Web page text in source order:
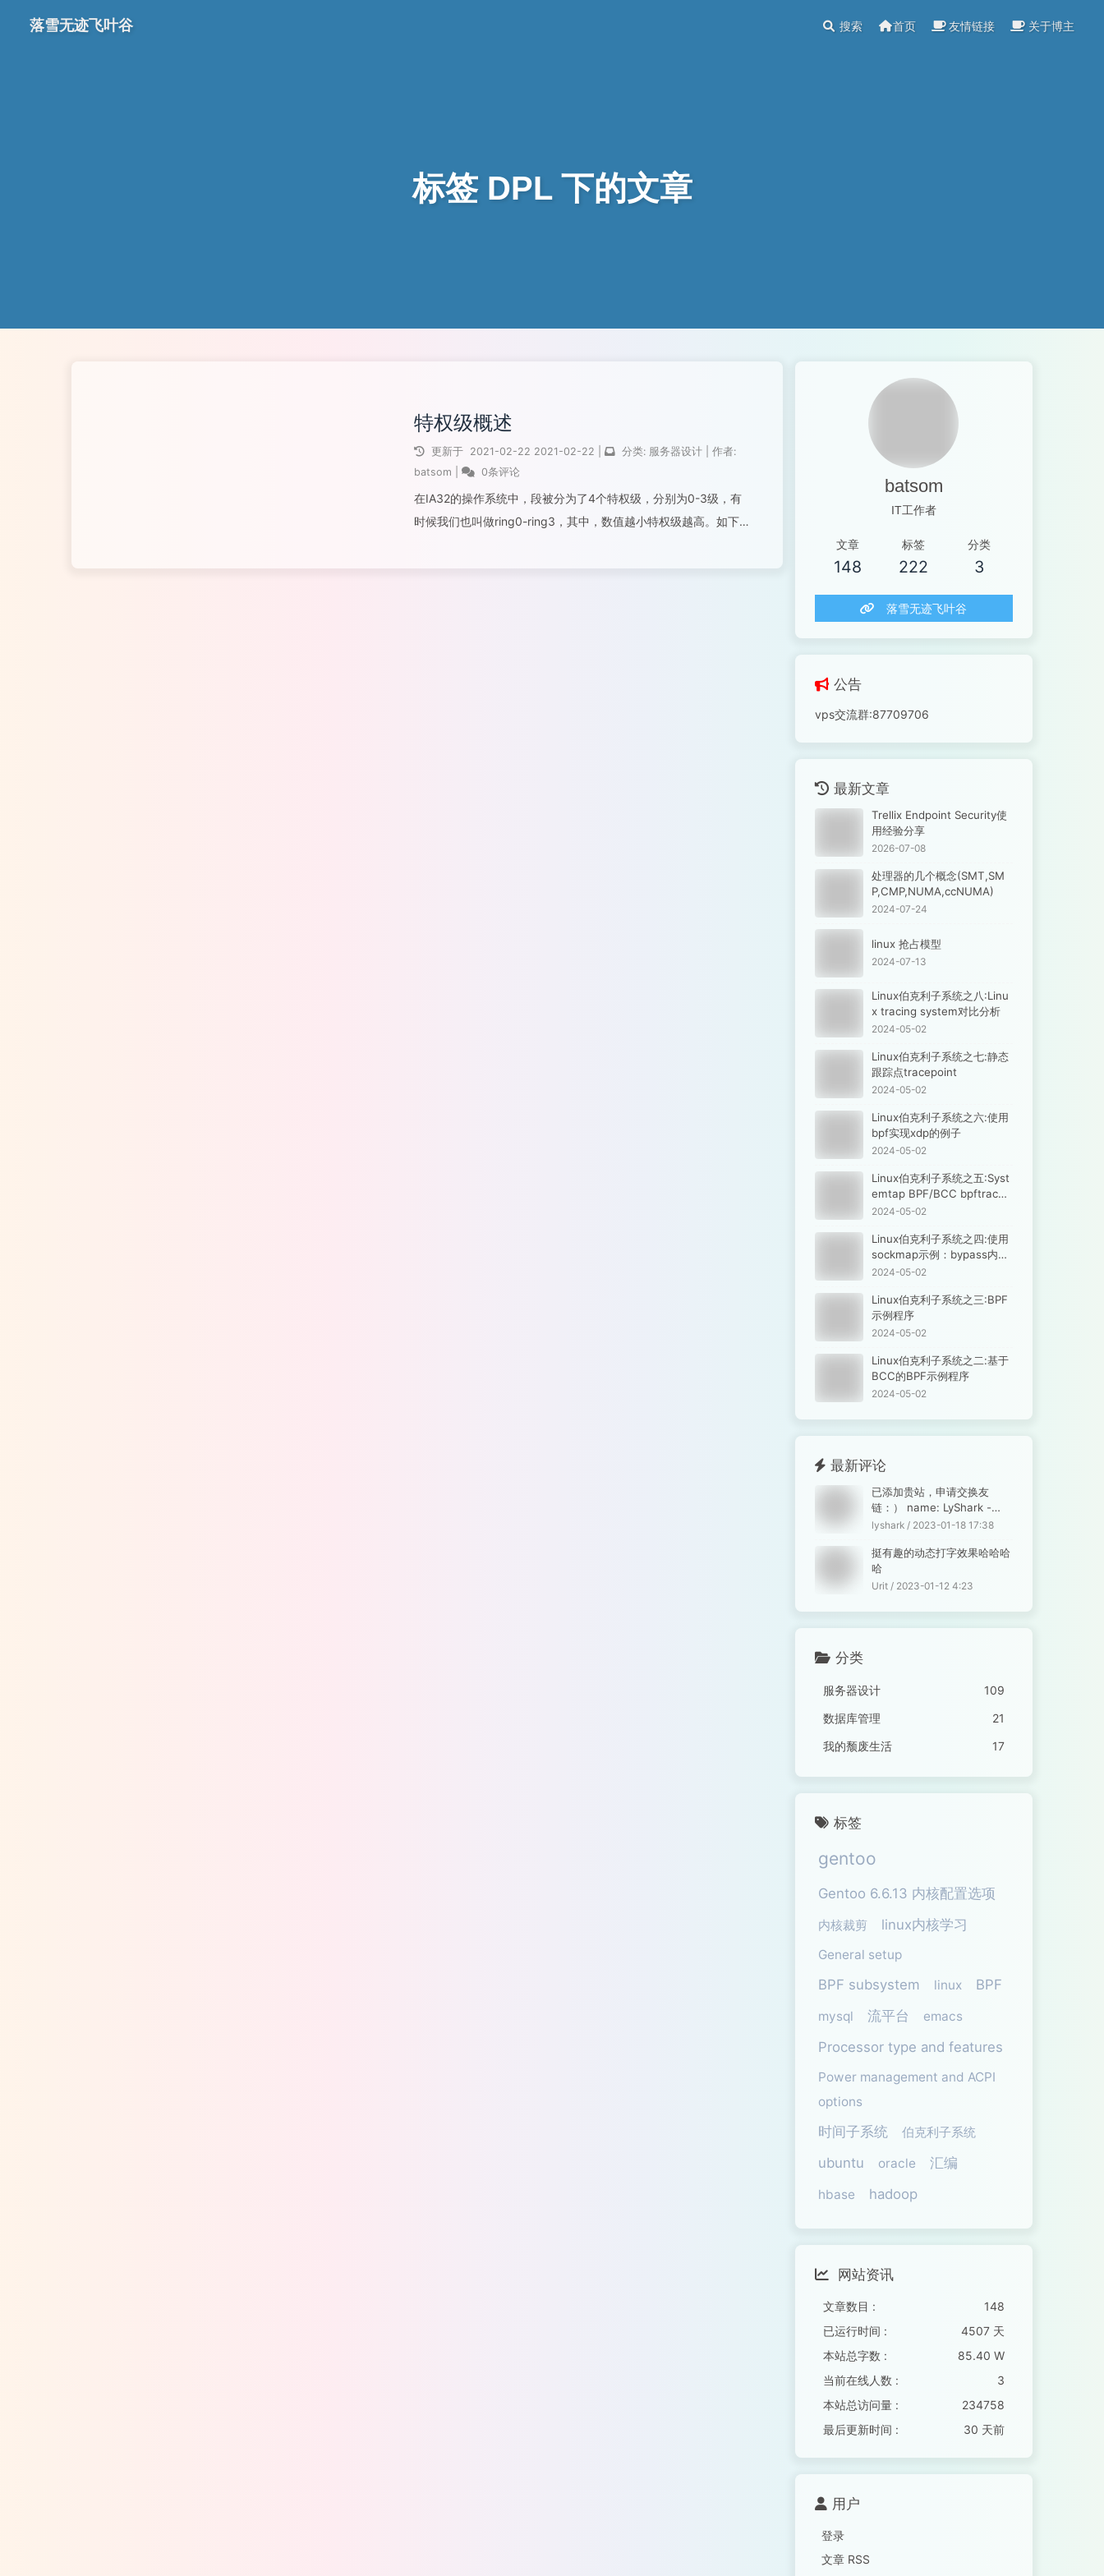
标签 DPL 下的文章
落雪无迹飞叶谷 搜索 首页 友情链接 关于博主
特权级概述
更新于 2021-02-22 2021-02-22 分类: 服务器设计
作者:
batsom
0条评论
在IA32的操作系统中，段被分为了4个特权级，分别为0-3级，有
时候我们也叫做ring0-ring3，其中，数值越小特权级越高。如下
batsom
IT工作者
文章
148
标签
222
分类
3
落雪无迹飞叶谷
公告
vps交流群:87709706
最新文章
Trellix Endpoint Security使
用经验分享
2026-07-08
处理器的几个概念(SMT,SM
P,CMP,NUMA,ccNUMA)
2024-07-24
linux 抢占模型
2024-07-13
Linux伯克利子系统之八:Linu
x tracing system对比分析
2024-05-02
Linux伯克利子系统之七:静态
跟踪点tracepoint
2024-05-02
Linux伯克利子系统之六:使用
bpf实现xdp的例子
2024-05-02
Linux伯克利子系统之五:Syst
emtap BPF/BCC bpftrace
实践对比
2024-05-02
Linux伯克利子系统之四:使用
sockmap示例：bypass内核
协议栈
2024-05-02
Linux伯克利子系统之三:BPF
示例程序
2024-05-02
Linux伯克利子系统之二:基于
BCC的BPF示例程序
2024-05-02
最新评论
已添加贵站，申请交换友
链：） name: LyShark -
孤...
lyshark / 2023-01-18 17:38
挺有趣的动态打字效果哈哈哈
哈
Urit / 2023-01-12 4:23
分类
服务器设计
109
数据库管理
21
我的颓废生活
17
标签
gentoo
Gentoo 6.6.13 内核配置选项
内核裁剪 linux内核学习
General setup
BPF subsystem linux BPF
mysql 流平台 emacs
Processor type and features
Power management and ACPI
options
时间子系统 伯克利子系统
ubuntu oracle 汇编
hbase hadoop
网站资讯
文章数目 :
148
已运行时间 :
4507 天
本站总字数 :
85.40 W
当前在线人数 :
3
本站总访问量 :
234758
最后更新时间 :
30 天前
用户
登录
文章 RSS